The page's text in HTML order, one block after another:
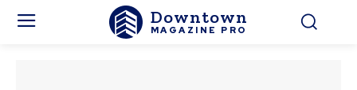
Downtown
MAGAZINE PRO